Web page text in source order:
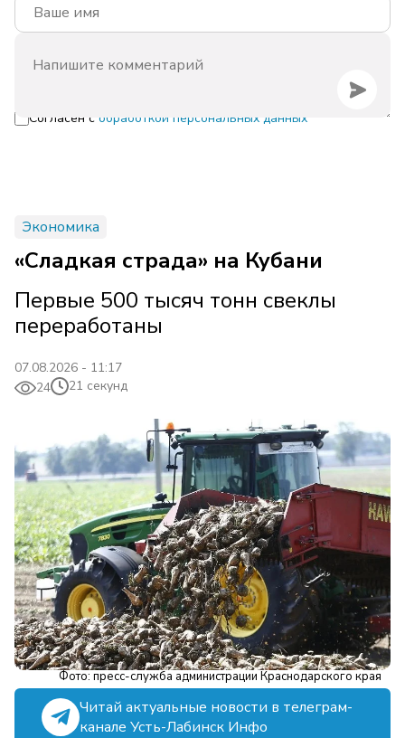
Согласен с обработкой персональных данных
Экономика
«Сладкая страда» на Кубани
Первые 500 тысяч тонн свеклы
переработаны
07.08.2026 - 11:17
24
21 секунд
Фото: пресс-служба администрации Краснодарского края
Читай актуальные новости в телеграм-
канале Усть-Лабинск Инфо